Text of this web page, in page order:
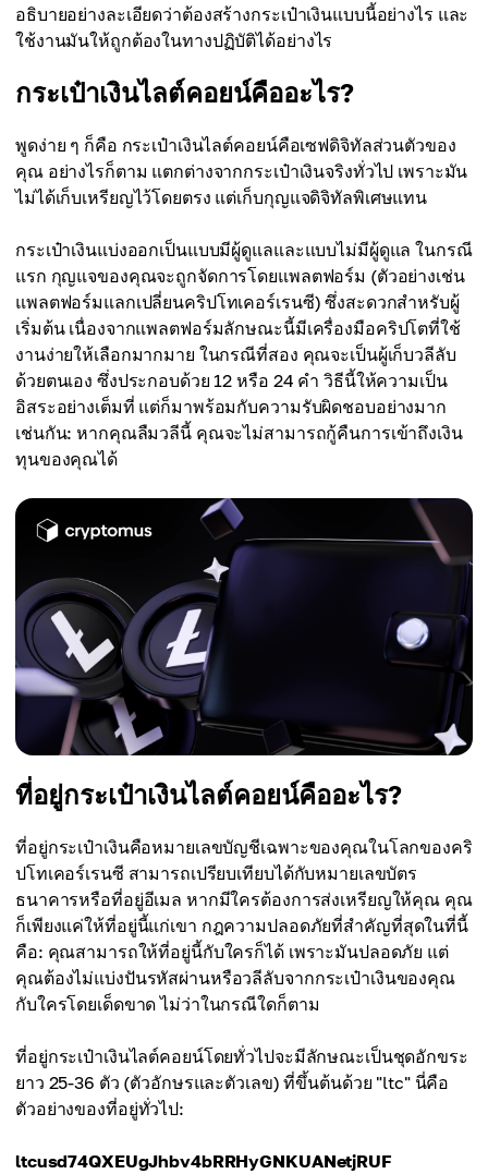
อธิบายอย่างละเอียดว่าต้องสร้างกระเป๋าเงินแบบนี้อย่างไร และ
ใช้งานมันให้ถูกต้องในทางปฏิบัติได้อย่างไร
กระเป๋าเงินไลต์คอยน์คืออะไร?
พูดง่าย ๆ ก็คือ กระเป๋าเงินไลต์คอยน์คือเซฟดิจิทัลส่วนตัวของ
คุณ อย่างไรก็ตาม แตกต่างจากกระเป๋าเงินจริงทั่วไป เพราะมัน
ไม่ได้เก็บเหรียญไว้โดยตรง แต่เก็บกุญแจดิจิทัลพิเศษแทน
กระเป๋าเงินแบ่งออกเป็นแบบมีผู้ดูแลและแบบไม่มีผู้ดูแล ในกรณี
แรก กุญแจของคุณจะถูกจัดการโดยแพลตฟอร์ม (ตัวอย่างเช่น
แพลตฟอร์มแลกเปลี่ยนคริปโทเคอร์เรนซี) ซึ่งสะดวกสำหรับผู้
เริ่มต้น เนื่องจากแพลตฟอร์มลักษณะนี้มีเครื่องมือคริปโตที่ใช้
งานง่ายให้เลือกมากมาย ในกรณีที่สอง คุณจะเป็นผู้เก็บวลีลับ
ด้วยตนเอง ซึ่งประกอบด้วย 12 หรือ 24 คำ วิธีนี้ให้ความเป็น
อิสระอย่างเต็มที่ แต่ก็มาพร้อมกับความรับผิดชอบอย่างมาก
เช่นกัน: หากคุณลืมวลีนี้ คุณจะไม่สามารถกู้คืนการเข้าถึงเงิน
ทุนของคุณได้
ที่อยู่กระเป๋าเงินไลต์คอยน์คืออะไร?
ที่อยู่กระเป๋าเงินคือหมายเลขบัญชีเฉพาะของคุณในโลกของคริ
ปโทเคอร์เรนซี สามารถเปรียบเทียบได้กับหมายเลขบัตร
ธนาคารหรือที่อยู่อีเมล หากมีใครต้องการส่งเหรียญให้คุณ คุณ
ก็เพียงแค่ให้ที่อยู่นี้แก่เขา กฎความปลอดภัยที่สำคัญที่สุดในที่นี้
คือ: คุณสามารถให้ที่อยู่นี้กับใครก็ได้ เพราะมันปลอดภัย แต่
คุณต้องไม่แบ่งปันรหัสผ่านหรือวลีลับจากกระเป๋าเงินของคุณ
กับใครโดยเด็ดขาด ไม่ว่าในกรณีใดก็ตาม
ที่อยู่กระเป๋าเงินไลต์คอยน์โดยทั่วไปจะมีลักษณะเป็นชุดอักขระ
ยาว 25-36 ตัว (ตัวอักษรและตัวเลข) ที่ขึ้นต้นด้วย "ltc" นี่คือ
ตัวอย่างของที่อยู่ทั่วไป:
ltcusd74QXEUgJhbv4bRRHyGNKUANetjRUF